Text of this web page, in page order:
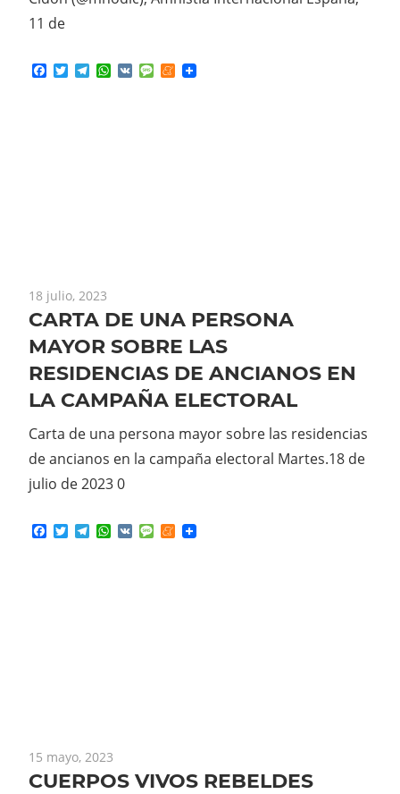
11 de
Facebook
TwitterTelegram
WhatsApp
VK MessageMeneame
18 julio, 2023
CARTA DE UNA PERSONA
MAYOR SOBRE LAS
RESIDENCIAS DE ANCIANOS EN
LA CAMPAÑA ELECTORAL
Carta de una persona mayor sobre las residencias
de ancianos en la campaña electoral Martes.18 de
julio de 2023 0
Facebook
TwitterTelegram
WhatsApp
VK MessageMeneame
15 mayo, 2023
CUERPOS VIVOS REBELDES